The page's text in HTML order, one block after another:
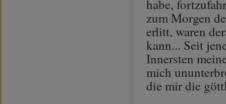
habe,
zum Morgen
erlitt, waren
kann... Seit
Innersten
mich
die mir die